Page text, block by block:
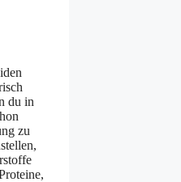
du in
zu